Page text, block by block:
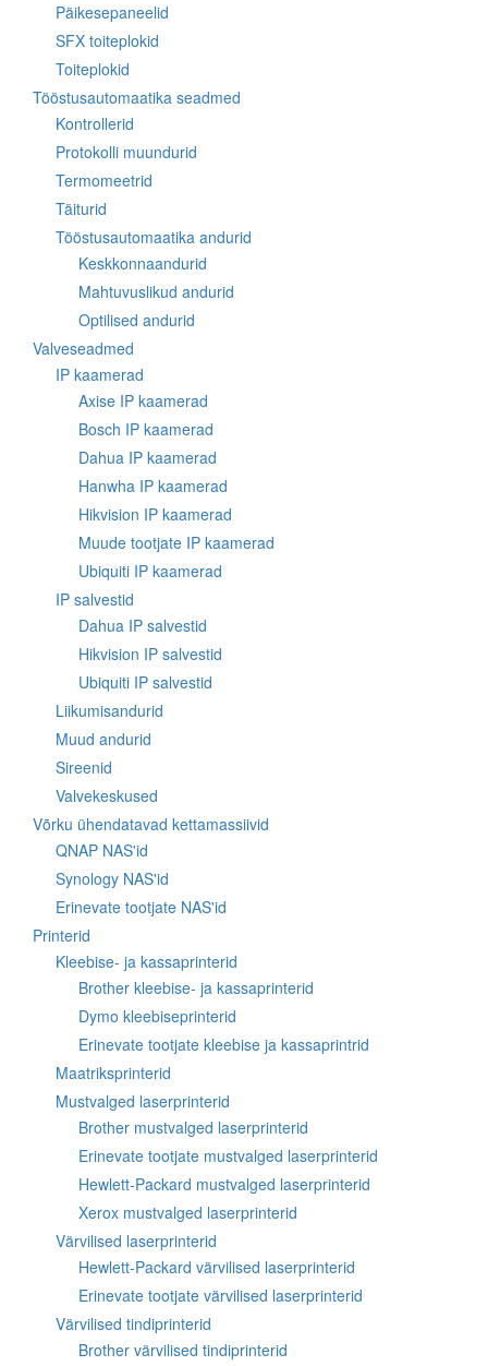
Päikesepaneelid
SFX toiteplokid
Toiteplokid
Tööstusautomaatika seadmed
Kontrollerid
Protokolli muundurid
Termomeetrid
Täiturid
Tööstusautomaatika andurid
Keskkonnaandurid
Mahtuvuslikud andurid
Optilised andurid
Valveseadmed
IP kaamerad
Axise IP kaamerad
Bosch IP kaamerad
Dahua IP kaamerad
Hanwha IP kaamerad
Hikvision IP kaamerad
Muude tootjate IP kaamerad
Ubiquiti IP kaamerad
IP salvestid
Dahua IP salvestid
Hikvision IP salvestid
Ubiquiti IP salvestid
Liikumisandurid
Muud andurid
Sireenid
Valvekeskused
Võrku ühendatavad kettamassiivid
QNAP NAS'id
Synology NAS'id
Erinevate tootjate NAS'id
Printerid
Kleebise- ja kassaprinterid
Brother kleebise- ja kassaprinterid
Dymo kleebiseprinterid
Erinevate tootjate kleebise ja kassaprintrid
Maatriksprinterid
Mustvalged laserprinterid
Brother mustvalged laserprinterid
Erinevate tootjate mustvalged laserprinterid
Hewlett-Packard mustvalged laserprinterid
Xerox mustvalged laserprinterid
Värvilised laserprinterid
Hewlett-Packard värvilised laserprinterid
Erinevate tootjate värvilised laserprinterid
Värvilised tindiprinterid
Brother värvilised tindiprinterid